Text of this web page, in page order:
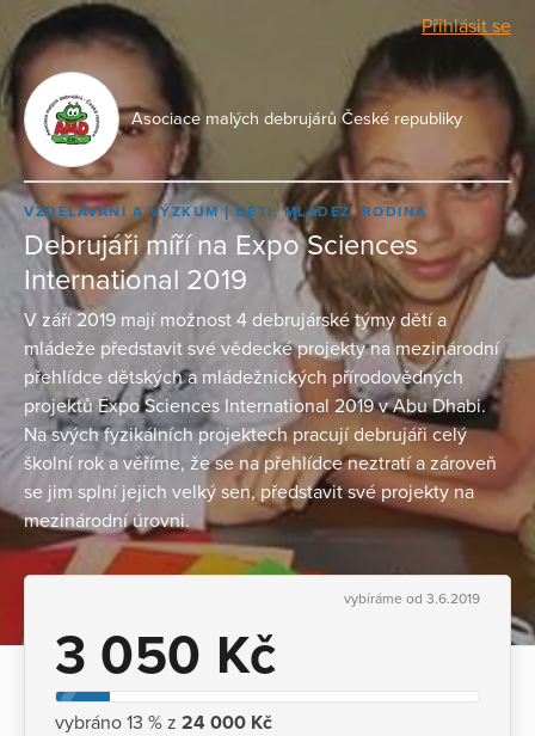
Přihlásit se
Asociace malých debrujárů České republiky
VZDĚLÁVÁNÍ A VÝZKUM DĚTI, MLÁDEŽ, RODINA
Debrujáři míří na Expo Sciences
International 2019
V září 2019 mají možnost 4 debrujárské týmy dětí a
mládeže představit své vědecké projekty na mezinárodní
přehlídce dětských a mládežnických přírodovědných
projektů Expo Sciences International 2019 v Abu Dhabi.
Na svých fyzikálních projektech pracují debrujáři celý
školní rok a věříme, že se na přehlídce neztratí a zároveň
se jim splní jejich velký sen, představit své projekty na
mezinárodní úrovni.
vybíráme od 3.6.2019
3 050 Kč
vybráno 13 % z 24 000 Kč